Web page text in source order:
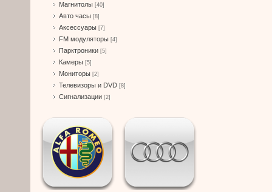
Магнитолы [40]
Авто часы [8]
Аксессуары [7]
FM модуляторы [4]
Парктроники [5]
Камеры [5]
Мониторы [2]
Телевизоры и DVD [8]
Сигнализации [2]